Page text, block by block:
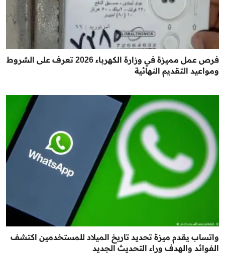
فرص عمل مميزة في وزارة الكهرباء 2026 تعرف على الشروط
ومواعيد التقديم النهائية
واتساب يقدم ميزة تحديد تاريخ الميلاد للمستخدمين اكتشف
الفوائد والهدف وراء التحديث الجديد